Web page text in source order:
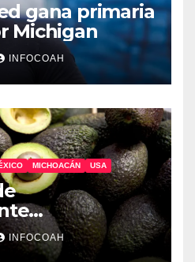
gana primaria
Michigan
INFOCOAH
MICHOACÁN USA
de aguacate
INFOCOAH